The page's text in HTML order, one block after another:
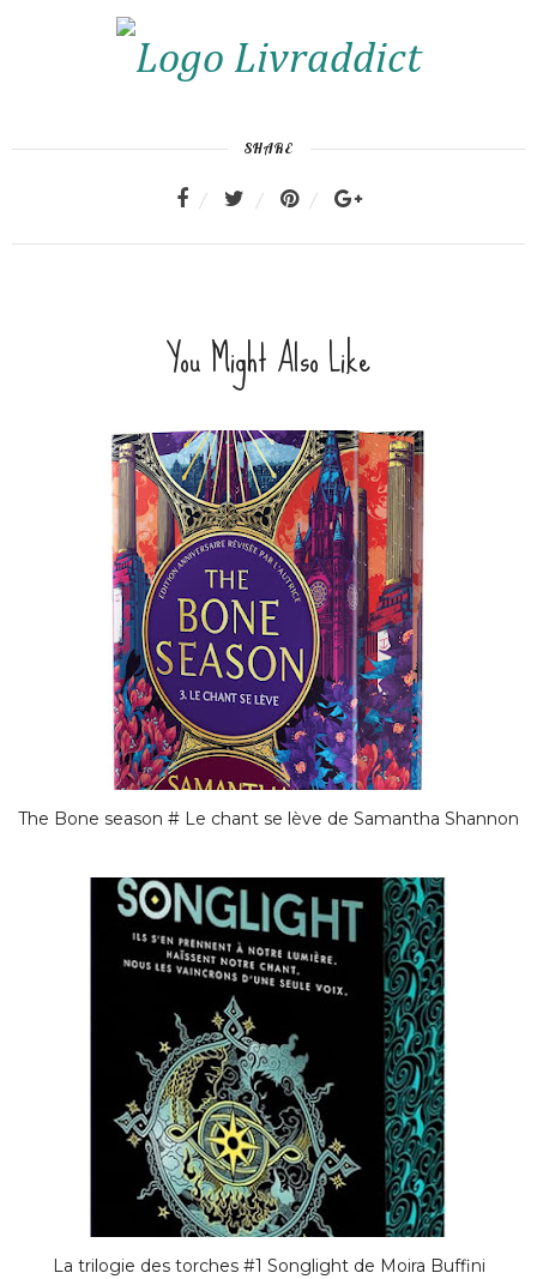
SHARE
You Might Also Like
The Bone season # Le chant se lève de Samantha Shannon
La trilogie des torches #1 Songlight de Moira Buffini